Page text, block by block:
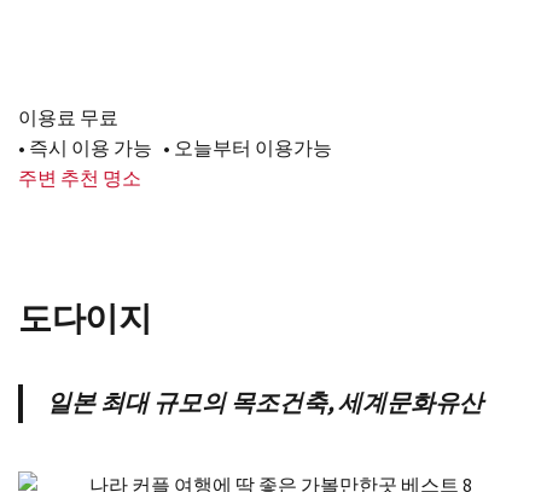
이용료 무료
• 즉시 이용 가능 • 오늘부터 이용가능
주변 추천 명소
도다이지
일본 최대 규모의 목조건축, 세계문화유산